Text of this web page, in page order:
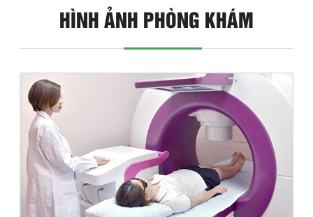
HÌNH ẢNH PHÒNG KHÁM